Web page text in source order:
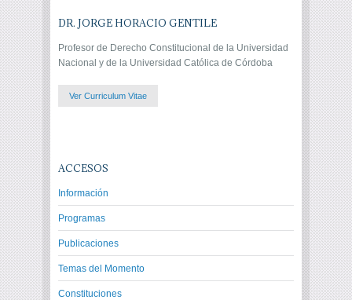
DR. JORGE HORACIO GENTILE
Profesor de Derecho Constitucional de la Universidad
Nacional y de la Universidad Católica de Córdoba
Ver Curriculum Vitae
ACCESOS
Información
Programas
Publicaciones
Temas del Momento
Constituciones